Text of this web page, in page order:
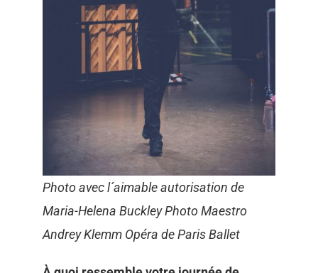
Photo avec l´aimable autorisation de
Maria-Helena Buckley Photo Maestro
Andrey Klemm Opéra de Paris Ballet